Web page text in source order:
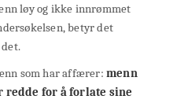
løy og ikke innrømmet
betyr det
som har affærer: menn
redde for å forlate sine